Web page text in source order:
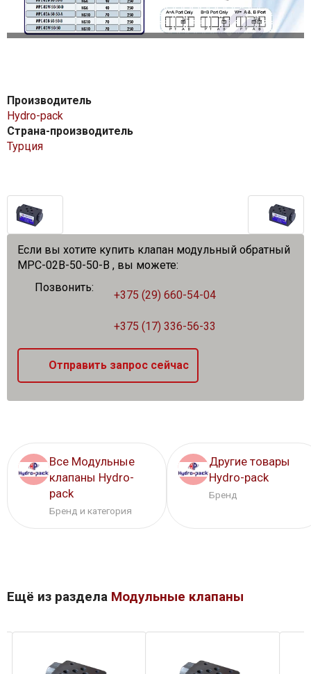
Производитель
Hydro-pack
Страна-производитель
Турция
Если вы хотите купить клапан модульный обратный
MPC-02B-50-50-B , вы можете:
Позвонить:
+375 (29) 660-54-04
+375 (17) 336-56-33
Отправить запрос сейчас
Все Модульные
клапаны Hydro-
pack
Бренд и категория
Другие товары
Hydro-pack
Бренд
Ещё из раздела Модульные клапаны